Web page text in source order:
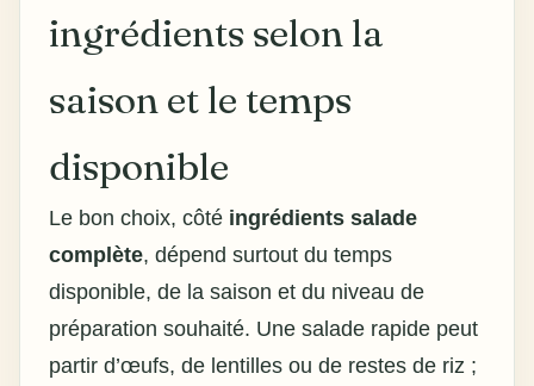
ingrédients selon la
saison et le temps
disponible
Le bon choix, côté ingrédients salade
complète, dépend surtout du temps
disponible, de la saison et du niveau de
préparation souhaité. Une salade rapide peut
partir d’œufs, de lentilles ou de restes de riz ;